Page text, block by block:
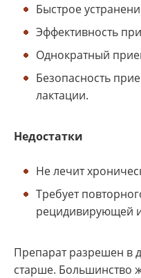
Быстрое
Эффективность
Однократный
Безопасность
лактации.
Недостатки
Не лечит
Требует
рецидивирующей
Препарат разрешен в
старше. Большинство